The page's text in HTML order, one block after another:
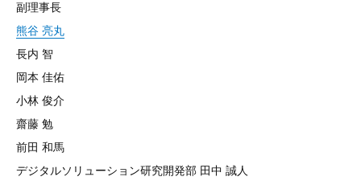
副理事長
熊谷 亮丸
長内 智
岡本 佳佑
小林 俊介
齋藤 勉
前田 和馬
デジタルソリューション研究開発部 田中 誠人